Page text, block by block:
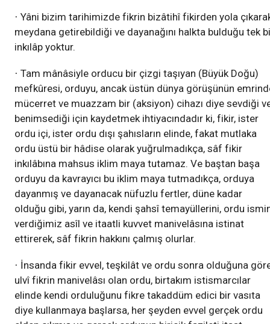
· Yâni bizim tarihimizde fikrin bizâtihî fikirden yola
meydana getirebildiği ve dayanağını halkta bulduğu tek
inkılâp yoktur.
· Tam mânâsiyle orducu bir çizgi taşıyan (Büyük Doğu)
mefkûresi, orduyu, ancak üstün dünya görüşünün
mücerret ve muazzam bir (aksiyon) cihazı diye sevdiği
benimsediği için kaydetmek ihtiyacındadır ki, fikir, ister
ordu içi, ister ordu dışı şahısların elinde, fakat mutlaka
ordu üstü bir hâdise olarak yuğrulmadıkça, sâf fikir
inkılâbına mahsus iklim maya tutamaz. Ve baştan başa
orduyu da kavrayıcı bu iklim maya tutmadıkça, orduya
dayanmış ve dayanacak nüfuzlu fertler, düne kadar
olduğu gibi, yarın da, kendi şahsî temayüllerini, ordu
verdiğimiz asîl ve itaatli kuvvet manivelâsına istinat
ettirerek, sâf fikrin hakkını çalmış olurlar.
· İnsanda fikir evvel, teşkilât ve ordu sonra olduğuna
ulvî fikrin manivelâsı olan ordu, birtakım istismarcılar
elinde kendi orduluğunu fikre takaddüm edici bir vasıta
diye kullanmaya başlarsa, her şeyden evvel gerçek ordu